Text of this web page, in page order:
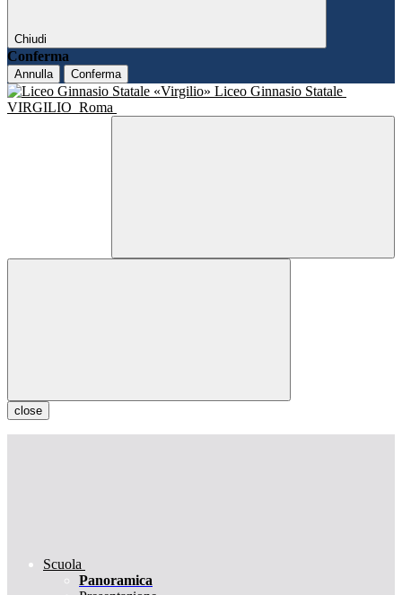
Chiudi
Conferma
Annulla Conferma
Liceo Ginnasio Statale
VIRGILIO Roma
close
Scuola
Panoramica